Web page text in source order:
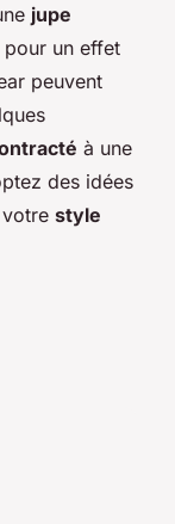
jupe
pour un effet
peuvent
à une
des idées
style